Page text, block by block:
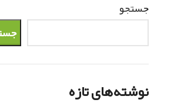
جستجو
نوشته‌های تازه